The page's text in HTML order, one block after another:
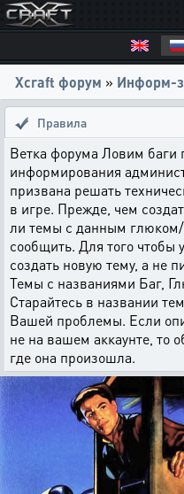
Xcraft форум » Информ-
Правила
Ветка форума Ловим баги
информирования
призвана решать
в игре. Прежде, чем
ли темы с данным глюком/
сообщить. Для того чтобы
создать новую тему, а не
Темы с названиями Баг,
Старайтесь в названии
Вашей проблемы. Если
не на вашем аккаунте, то
где она произошла.